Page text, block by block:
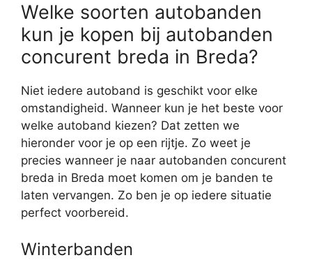
Welke soorten autobanden
kun je kopen bij autobanden
concurent breda in Breda?
Niet iedere autoband is geschikt voor elke
omstandigheid. Wanneer kun je het beste voor
welke autoband kiezen? Dat zetten we
hieronder voor je op een rijtje. Zo weet je
precies wanneer je naar autobanden concurent
breda in Breda moet komen om je banden te
laten vervangen. Zo ben je op iedere situatie
perfect voorbereid.
Winterbanden